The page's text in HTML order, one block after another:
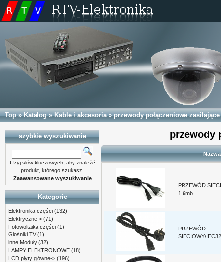
Top»Katalog»Kable i akcesoria»przewody połączeniowe zasilające
przewody
PRZEWÓD
1.6mb
PRZEWÓD
SIECIOWY/
szybkie wyszukiwanie
Użyj słów kluczowych, aby znaleźć
produkt, którego szukasz.
Zaawansowane wyszukiwanie
Kategorie
Elektronika-części (132)
Elektryczne-> (71)
Fotowoltaika części (1)
Głośniki TV (1)
inne Moduły (32)
LAMPY ELEKTRONOWE (18)
LCD płyty główne-> (196)